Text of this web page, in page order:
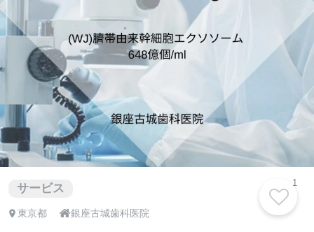
サービス
東京都 銀座古城歯科医院
1